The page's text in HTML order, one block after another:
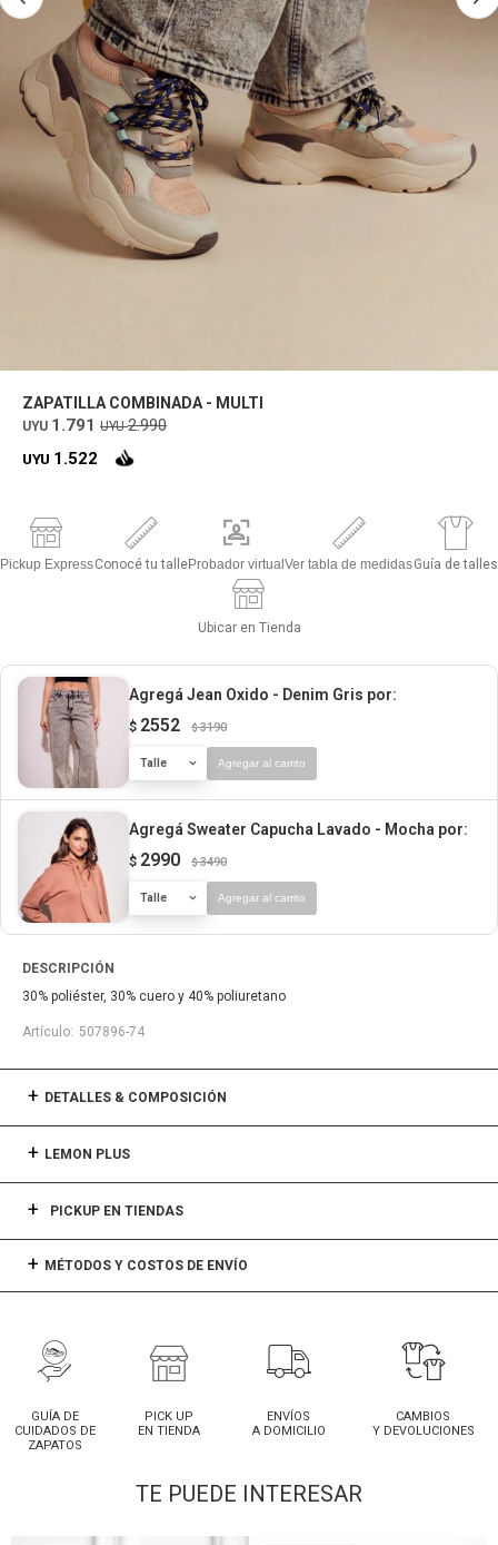
ZAPATILLA COMBINADA - MULTI
UYU 1.791 UYU 2.990
UYU 1.522
Pickup ExpressConocé tu talleProbador virtual Ver tabla de medidasGuía de talles
Ubicar en Tienda
Agregá Jean Oxido - Denim Gris por:
$ 2552 $ 3190
Talle Agregar al carrito
Agregá Sweater Capucha Lavado - Mocha por:
$ 2990 $ 3490
Talle Agregar al carrito
DESCRIPCIÓN
30% poliéster, 30% cuero y 40% poliuretano
507896-74
DETALLES & COMPOSICIÓN
LEMON PLUS
PICKUP EN TIENDAS
MÉTODOS Y COSTOS DE ENVÍO
GUÍA DE
CUIDADOS DE
ZAPATOS
PICK UP
EN TIENDA
ENVÍOS
A DOMICILIO
CAMBIOS
Y DEVOLUCIONES
TE PUEDE INTERESAR